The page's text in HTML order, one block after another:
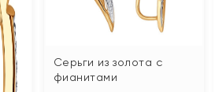
Серьги из золота с
фианитами